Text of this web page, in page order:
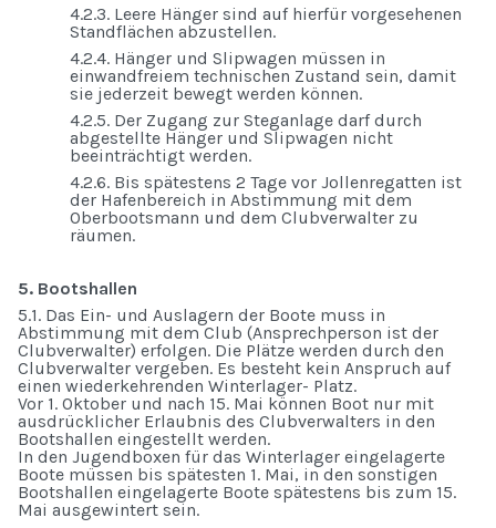
4.2.3. Leere Hänger sind auf hierfür vorgesehenen
Standflächen abzustellen.
4.2.4. Hänger und Slipwagen müssen in
einwandfreiem technischen Zustand sein, damit
sie jederzeit bewegt werden können.
4.2.5. Der Zugang zur Steganlage darf durch
abgestellte Hänger und Slipwagen nicht
beeinträchtigt werden.
4.2.6. Bis spätestens 2 Tage vor Jollenregatten ist
der Hafenbereich in Abstimmung mit dem
Oberbootsmann und dem Clubverwalter zu
räumen.
5. Bootshallen
5.1. Das Ein- und Auslagern der Boote muss in
Abstimmung mit dem Club (Ansprechperson ist der
Clubverwalter) erfolgen. Die Plätze werden durch den
Clubverwalter vergeben. Es besteht kein Anspruch auf
einen wiederkehrenden Winterlager- Platz.
Vor 1. Oktober und nach 15. Mai können Boot nur mit
ausdrücklicher Erlaubnis des Clubverwalters in den
Bootshallen eingestellt werden.
In den Jugendboxen für das Winterlager eingelagerte
Boote müssen bis spätesten 1. Mai, in den sonstigen
Bootshallen eingelagerte Boote spätestens bis zum 15.
Mai ausgewintert sein.